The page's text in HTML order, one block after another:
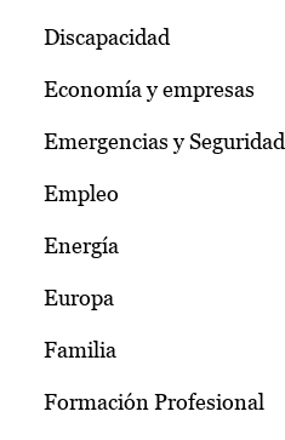
Discapacidad
Economía y empresas
Emergencias y Seguridad
Empleo
Energía
Europa
Familia
Formación Profesional